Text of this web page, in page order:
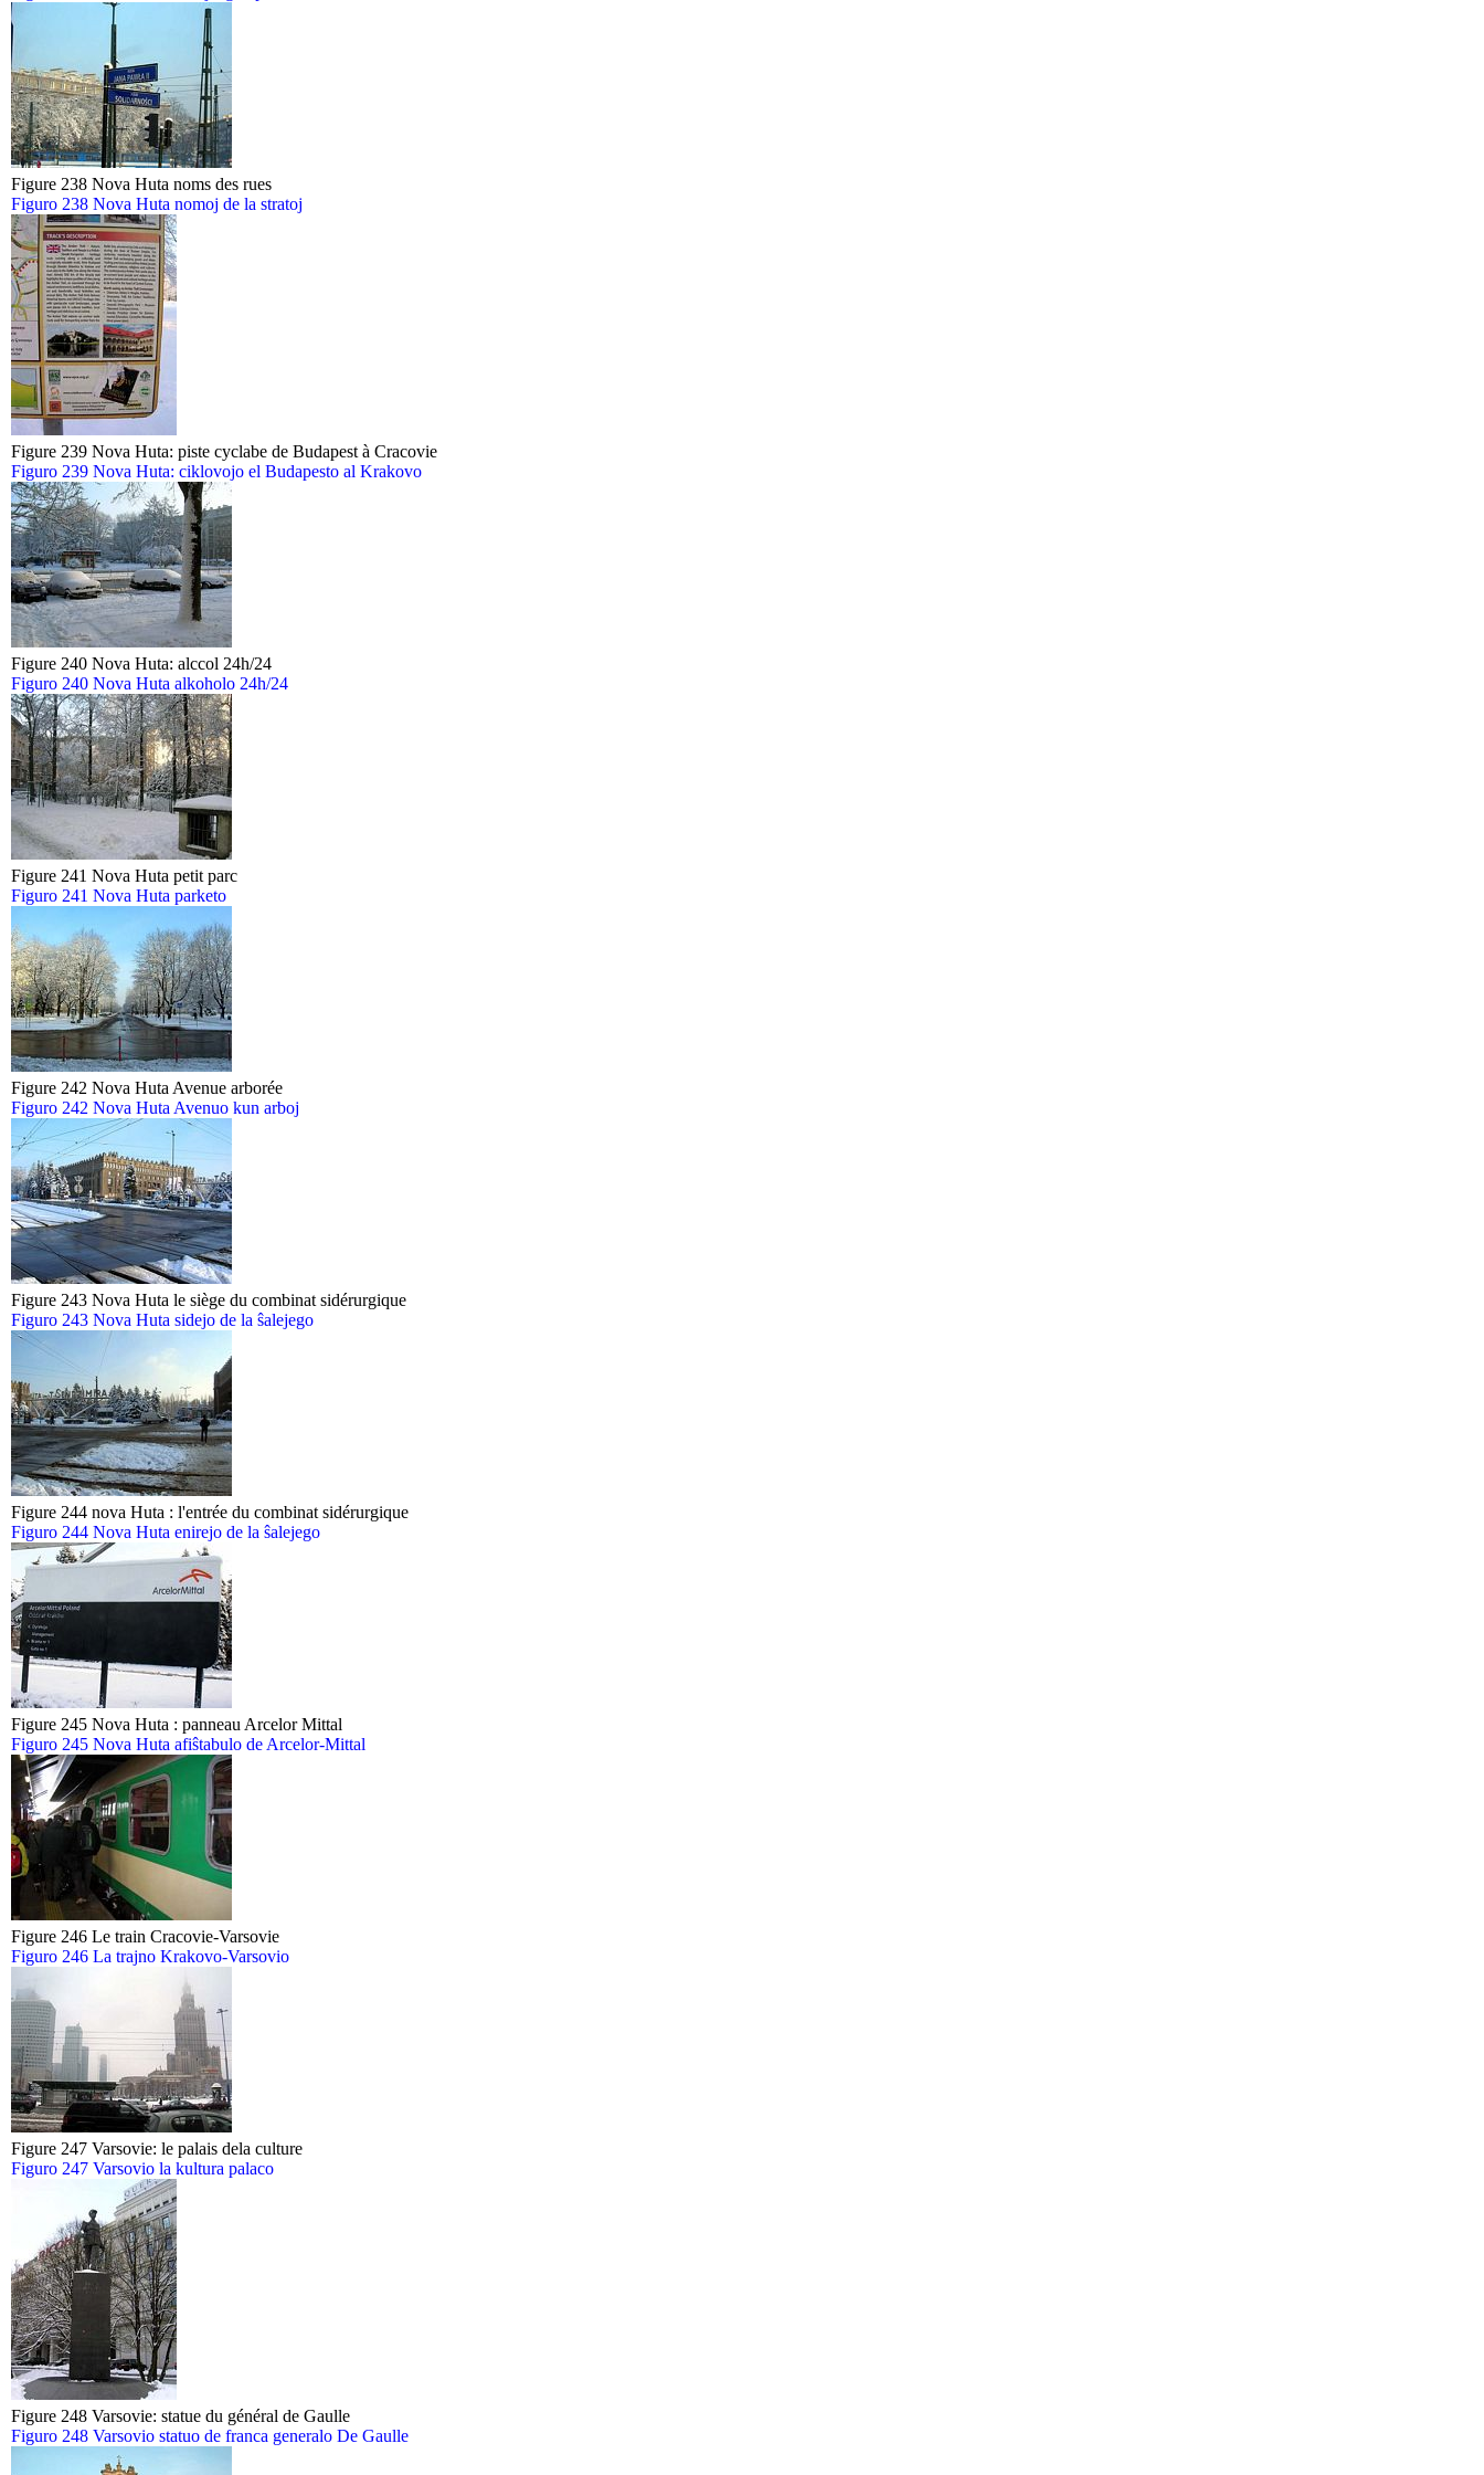
Figure 238 Nova Huta noms des rues
Figuro 238 Nova Huta nomoj de la stratoj
Figure 239 Nova Huta: piste cyclabe de Budapest à Cracovie
Figuro 239 Nova Huta: ciklovojo el Budapesto al Krakovo
Figure 240 Nova Huta: alccol 24h/24
Figuro 240 Nova Huta alkoholo 24h/24
Figure 241 Nova Huta petit parc
Figuro 241 Nova Huta parketo
Figure 242 Nova Huta Avenue arborée
Figuro 242 Nova Huta Avenuo kun arboj
Figure 243 Nova Huta le siège du combinat sidérurgique
Figuro 243 Nova Huta sidejo de la ŝalejego
Figure 244 nova Huta : l'entrée du combinat sidérurgique
Figuro 244 Nova Huta enirejo de la ŝalejego
Figure 245 Nova Huta : panneau Arcelor Mittal
Figuro 245 Nova Huta afiŝtabulo de Arcelor-Mittal
Figure 246 Le train Cracovie-Varsovie
Figuro 246 La trajno Krakovo-Varsovio
Figure 247 Varsovie: le palais dela culture
Figuro 247 Varsovio la kultura palaco
Figure 248 Varsovie: statue du général de Gaulle
Figuro 248 Varsovio statuo de franca generalo De Gaulle